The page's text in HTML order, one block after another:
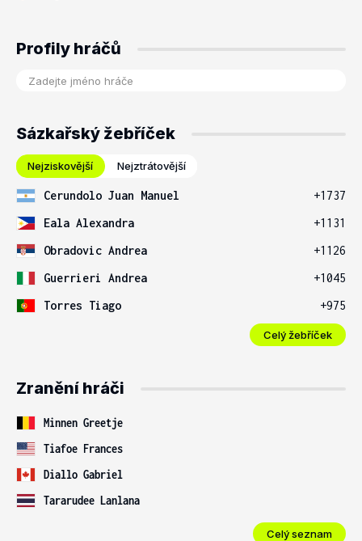
Profily hráčů
Sázkařský žebříček
Nejziskovější Nejztrátovější
Cerundolo Juan Manuel
+1737
Eala Alexandra
+1131
Obradovic Andrea
+1126
Guerrieri Andrea
+1045
Torres Tiago
+975
Celý žebříček
Zranění hráči
Minnen Greetje
Tiafoe Frances
Diallo Gabriel
Tararudee Lanlana
Celý seznam